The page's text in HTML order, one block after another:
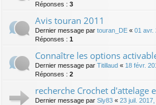
Réponses : 3
Avis touran 2011
Dernier message par touran_DE « 01 avr.
Réponses : 1
Connaître les options
Dernier message par Titillaud « 18 févr.
Réponses : 2
recherche Crochet d'attelage
Dernier message par Sly83 « 23 juil.